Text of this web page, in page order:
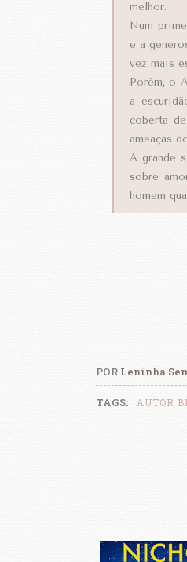
melhor.
Num
e a
vez mais
Porém, o
a
coberta
ameaças
A grande
sobre
homem
POR Leninha
TAGS: AUTOR